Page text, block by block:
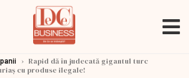
› Rapid dă în judecată gigantul turc
cu produse ilegale!